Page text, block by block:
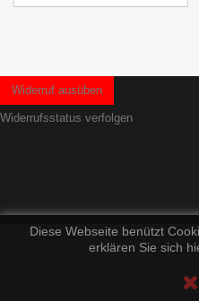
Diese Webseite benützt
erklären Sie sich
Widerruf ausüben
Widerrufsstatus verfolgen